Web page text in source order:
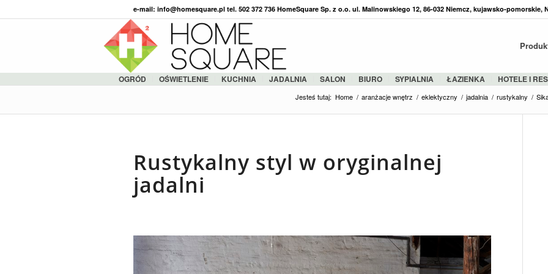
e-mail: info@homesquare.pl tel. 502 372 736 HomeSquare Sp. z o.o. ul. Malinowskiego 12, 86-032 Niemcz, kujawsko-pomorskie,
OGRÓD OŚWIETLENIE KUCHNIA JADALNIA SALON BIURO SYPIALNIA ŁAZIENKA HOTELE I
Jesteś tutaj: Home / aranżacje wnętrz / eklektyczny / jadalnia / rustykalny /
Rustykalny styl w oryginalnej
jadalni